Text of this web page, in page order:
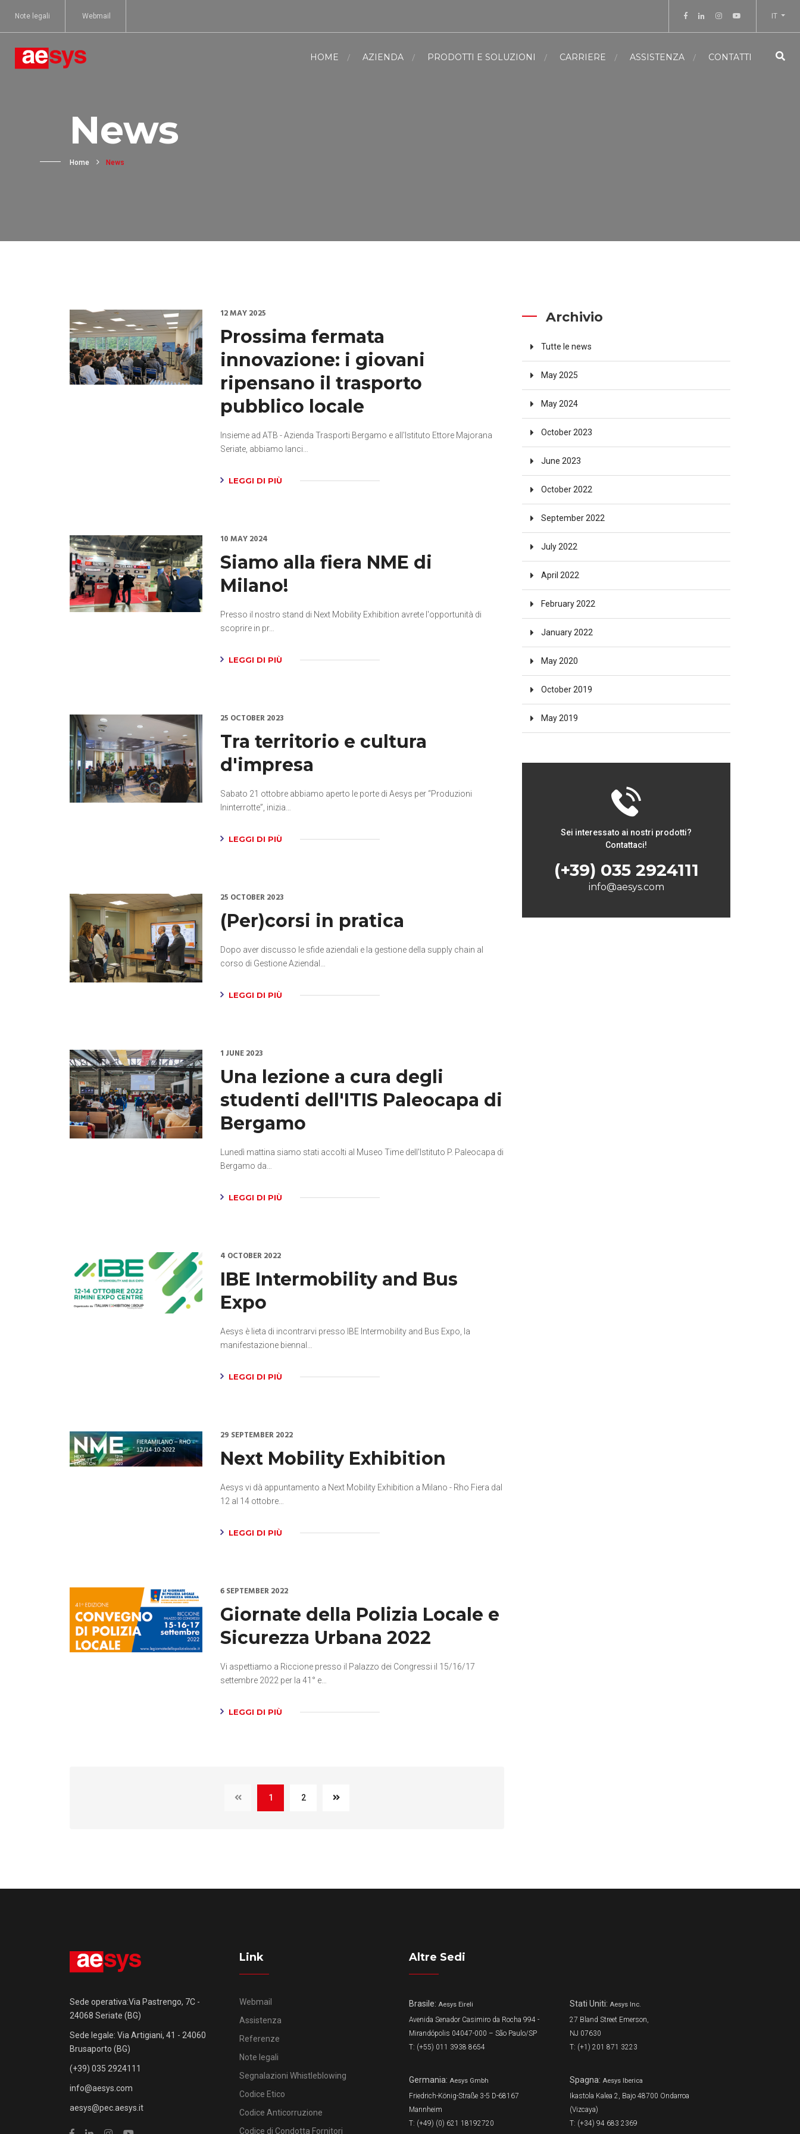
Note legali Webmail IT
HOME AZIENDA PRODOTTI E SOLUZIONI CARRIERE ASSISTENZA CONTATTI
News
Home News
12 MAY 2025
Prossima fermata
innovazione: i giovani
ripensano il trasporto
pubblico locale
Insieme ad ATB - Azienda Trasporti Bergamo e all'Istituto Ettore Majorana
Seriate, abbiamo lanci…
LEGGI DI PIÙ
10 MAY 2024
Siamo alla fiera NME di
Milano!
Presso il nostro stand di Next Mobility Exhibition avrete l'opportunità di
scoprire in pr…
LEGGI DI PIÙ
25 OCTOBER 2023
Tra territorio e cultura
d'impresa
Sabato 21 ottobre abbiamo aperto le porte di Aesys per “Produzioni
Ininterrotte”, inizia…
LEGGI DI PIÙ
25 OCTOBER 2023
(Per)corsi in pratica
Dopo aver discusso le sfide aziendali e la gestione della supply chain al
corso di Gestione Aziendal…
LEGGI DI PIÙ
1 JUNE 2023
Una lezione a cura degli
studenti dell'ITIS Paleocapa di
Bergamo
Lunedì mattina siamo stati accolti al Museo Time dell'Istituto P. Paleocapa di
Bergamo da…
LEGGI DI PIÙ
4 OCTOBER 2022
IBE Intermobility and Bus
Expo
Aesys è lieta di incontrarvi presso IBE Intermobility and Bus Expo, la
manifestazione biennal…
LEGGI DI PIÙ
29 SEPTEMBER 2022
Next Mobility Exhibition
Aesys vi dà appuntamento a Next Mobility Exhibition a Milano - Rho Fiera dal
12 al 14 ottobre…
LEGGI DI PIÙ
6 SEPTEMBER 2022
Giornate della Polizia Locale e
Sicurezza Urbana 2022
Vi aspettiamo a Riccione presso il Palazzo dei Congressi il 15/16/17
settembre 2022 per la 41° e…
LEGGI DI PIÙ
1 2
Archivio
Tutte le news
May 2025
May 2024
October 2023
June 2023
October 2022
September 2022
July 2022
April 2022
February 2022
January 2022
May 2020
October 2019
May 2019
Sei interessato ai nostri prodotti?
Contattaci!
(+39) 035 2924111
info@aesys.com
Sede operativa:Via Pastrengo, 7C -
24068 Seriate (BG)
Sede legale: Via Artigiani, 41 - 24060
Brusaporto (BG)
(+39) 035 2924111
info@aesys.com
aesys@pec.aesys.it
Link
Webmail
Assistenza
Referenze
Note legali
Segnalazioni Whistleblowing
Codice Etico
Codice Anticorruzione
Codice di Condotta Fornitori
Altre Sedi
Brasile: Aesys Eireli
Avenida Senador Casimiro da Rocha 994 -
Mirandópolis 04047-000 – São Paulo/SP
T: (+55) 011 3938 8654
Stati Uniti: Aesys Inc.
27 Bland Street Emerson,
NJ 07630
T: (+1) 201 871 3223
Germania: Aesys Gmbh
Friedrich-König-Straße 3-5 D-68167
Mannheim
T: (+49) (0) 621 18192720
Spagna: Aesys Iberica
Ikastola Kalea 2, Bajo 48700 Ondarroa
(Vizcaya)
T: (+34) 94 683 2369